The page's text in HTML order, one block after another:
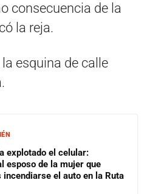
consecuencia de la
la reja.
esquina de calle
explotado el celular:
esposo de la mujer que
el auto en la Ruta